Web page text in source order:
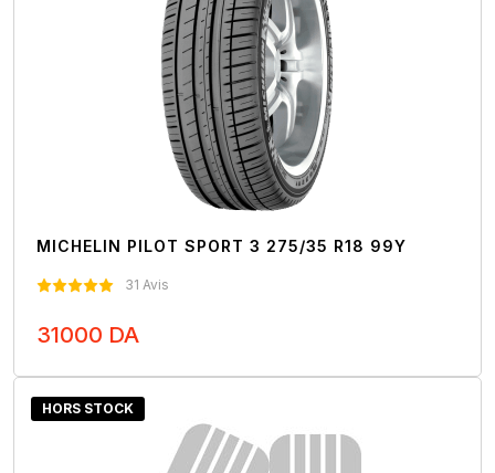
MICHELIN PILOT SPORT 3 275/35 R18 99Y
31 Avis
31000 DA
HORS STOCK